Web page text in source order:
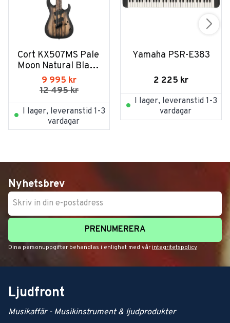
Cort KX507MS Pale
Moon Natural Black
Burst
9 995 kr
12 495kr
I lager, leveranstid 1-3
vardagar
Yamaha PSR-E383
2 225 kr
I lager, leveranstid 1-3
vardagar
Nyhetsbrev
PRENUMERERA
Dina personuppgifter behandlas i enlighet med vår integritetspolicy.
Ljudfront
Musikaffär - Musikinstrument & ljudprodukter